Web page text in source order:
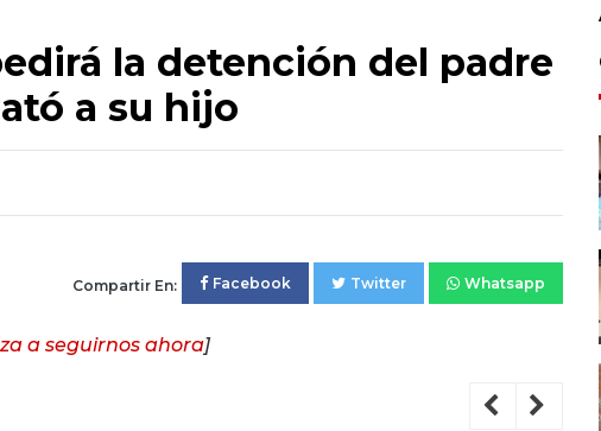
la detención del padre
a su hijo
Compartir En: Facebook Twitter Whatsapp
a seguirnos ahora]